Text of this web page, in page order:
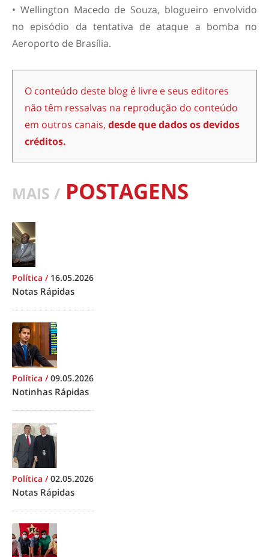
• Wellington Macedo de Souza, blogueiro envolvido
no episódio da tentativa de ataque a bomba no
Aeroporto de Brasília.
O conteúdo deste blog é livre e seus editores
não têm ressalvas na reprodução do conteúdo
em outros canais, desde que dados os devidos
créditos.
MAIS / POSTAGENS
Política / 16.05.2026
Notas Rápidas
Política /09.05.2026
Notinhas Rápidas
Política /02.05.2026
Notas Rápidas